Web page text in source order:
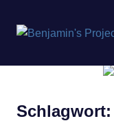
springen
Schlagwort: